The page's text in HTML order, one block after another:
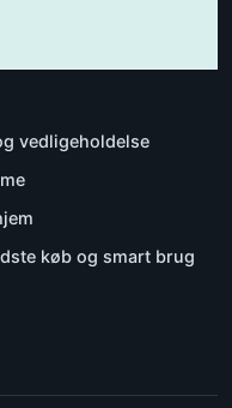
vedligeholdelse
køb og smart brug